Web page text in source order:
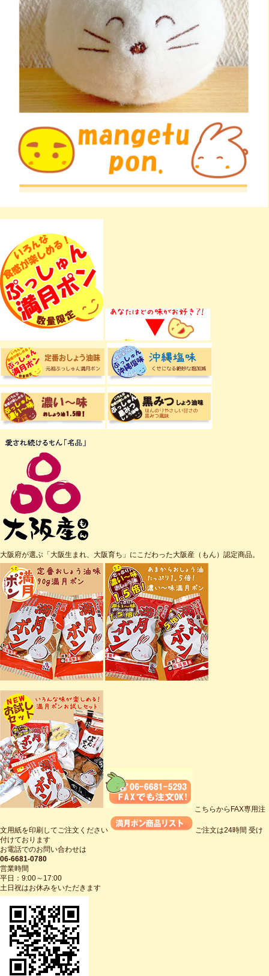
大阪府が選ぶ「大阪生まれ、大阪育ち」にこだわった大阪産（もん）認定商品。
こちらからFAX専用注
文用紙を印刷してご注文ください
ご注文は24時間 受け
付けております
お電話でのお問い合わせは
06-6681-0780
営業時間
平日：9:00～17:00
土日祝はお休みをいただきます